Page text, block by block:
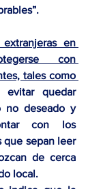
.
en
con
tales como
quedar
no deseado y
con los
que sepan leer
de cerca
local.